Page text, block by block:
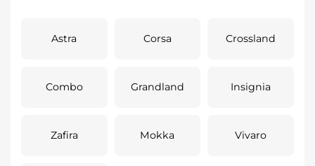
Astra Corsa Crossland
Combo Grandland Insignia
Zafira Mokka Vivaro